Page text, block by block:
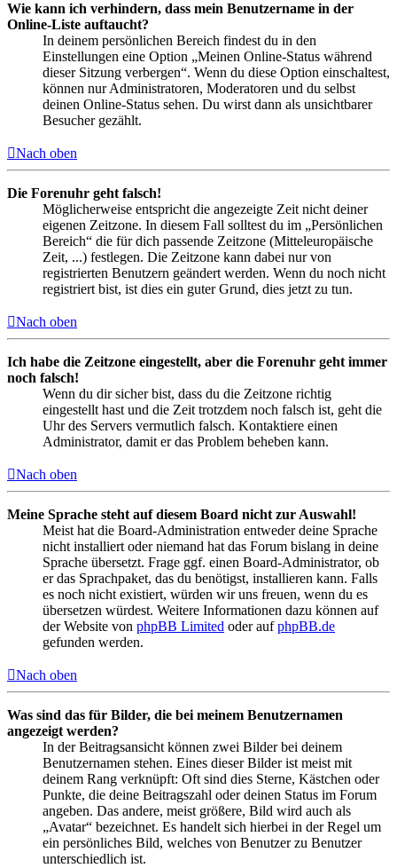
Wie kann ich verhindern, dass mein Benutzername in der
Online-Liste auftaucht?
In deinem persönlichen Bereich findest du in den
Einstellungen eine Option „Meinen Online-Status während
dieser Sitzung verbergen“. Wenn du diese Option einschaltest,
können nur Administratoren, Moderatoren und du selbst
deinen Online-Status sehen. Du wirst dann als unsichtbarer
Besucher gezählt.
Nach oben
Die Forenuhr geht falsch!
Möglicherweise entspricht die angezeigte Zeit nicht deiner
eigenen Zeitzone. In diesem Fall solltest du im „Persönlichen
Bereich“ die für dich passende Zeitzone (Mitteleuropäische
Zeit, ...) festlegen. Die Zeitzone kann dabei nur von
registrierten Benutzern geändert werden. Wenn du noch nicht
registriert bist, ist dies ein guter Grund, dies jetzt zu tun.
Nach oben
Ich habe die Zeitzone eingestellt, aber die Forenuhr geht immer
noch falsch!
Wenn du dir sicher bist, dass du die Zeitzone richtig
eingestellt hast und die Zeit trotzdem noch falsch ist, geht die
Uhr des Servers vermutlich falsch. Kontaktiere einen
Administrator, damit er das Problem beheben kann.
Nach oben
Meine Sprache steht auf diesem Board nicht zur Auswahl!
Meist hat die Board-Administration entweder deine Sprache
nicht installiert oder niemand hat das Forum bislang in deine
Sprache übersetzt. Frage ggf. einen Board-Administrator, ob
er das Sprachpaket, das du benötigst, installieren kann. Falls
es noch nicht existiert, würden wir uns freuen, wenn du es
übersetzen würdest. Weitere Informationen dazu können auf
der Website von phpBB Limited oder aufphpBB.de
gefunden werden.
Nach oben
Was sind das für Bilder, die bei meinem Benutzernamen
angezeigt werden?
In der Beitragsansicht können zwei Bilder bei deinem
Benutzernamen stehen. Eines dieser Bilder ist meist mit
deinem Rang verknüpft: Oft sind dies Sterne, Kästchen oder
Punkte, die deine Beitragszahl oder deinen Status im Forum
angeben. Das andere, meist größere, Bild wird auch als
„Avatar“ bezeichnet. Es handelt sich hierbei in der Regel um
ein persönliches Bild, welches von Benutzer zu Benutzer
unterschiedlich ist.